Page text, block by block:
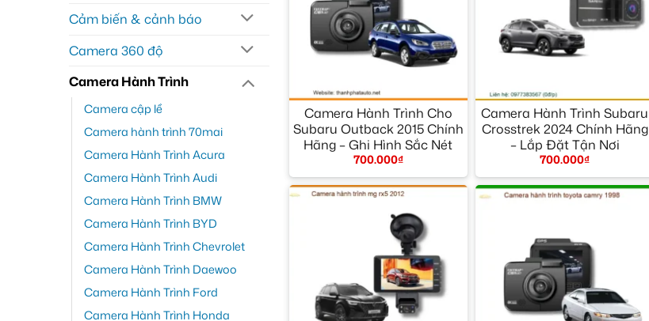
Cảm biến & cảnh báo
Camera 360 độ
Camera Hành Trình
Camera cập lề
Camera hành trình 70mai
Camera Hành Trình Acura
Camera Hành Trình Audi
Camera Hành Trình BMW
Camera Hành Trình BYD
Camera Hành Trình Chevrolet
Camera Hành Trình Daewoo
Camera Hành Trình Ford
Camera Hành Trình Honda
Camera Hành Trình Cho
Subaru Outback 2015 Chính
Hãng – Ghi Hình Sắc Nét
700.000₫
Camera Hành Trình Subaru
Crosstrek 2024 Chính Hãng
– Lắp Đặt Tận Nơi
700.000₫